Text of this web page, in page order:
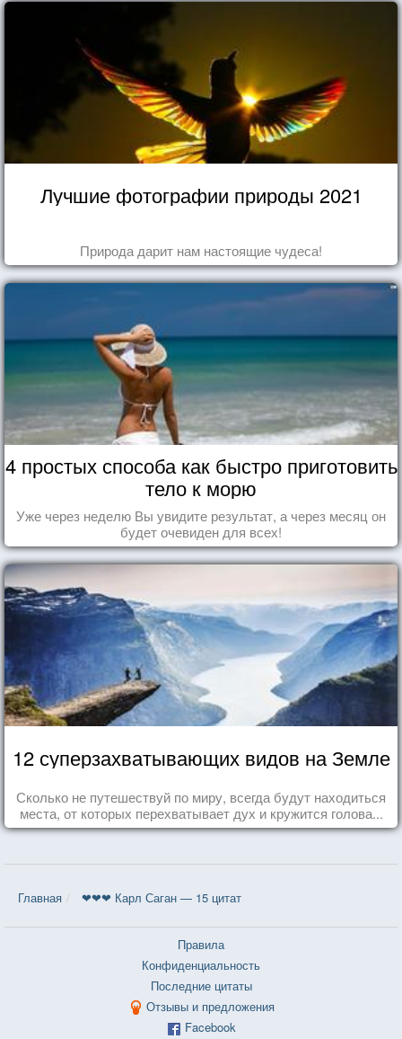
Лучшие фотографии природы 2021
Природа дарит нам настоящие чудеса!
4 простых способа как быстро приготовить
тело к морю
Уже через неделю Вы увидите результат, а через месяц он
будет очевиден для всех!
12 суперзахватывающих видов на Земле
Сколько не путешествуй по миру, всегда будут находиться
места, от которых перехватывает дух и кружится голова...
Главная ❤❤❤ Карл Саган — 15 цитат
Правила
Конфиденциальность
Последние цитаты
Отзывы и предложения
Facebook